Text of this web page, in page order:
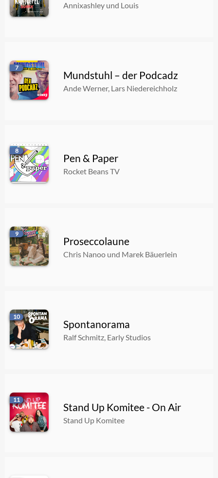
Annixashley und Louis
7
Mundstuhl – der Podcadz
Ande Werner, Lars Niedereichholz
8
Pen & Paper
Rocket Beans TV
9
Proseccolaune
Chris Nanoo und Marek Bäuerlein
10
Spontanorama
Ralf Schmitz, Early Studios
11
Stand Up Komitee - On Air
Stand Up Komitee